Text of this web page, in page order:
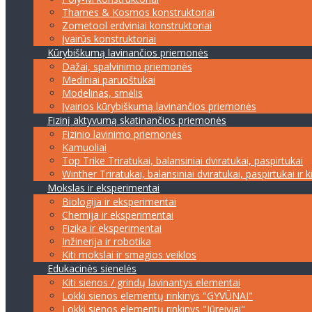
Thames & Kosmos konstruktoriai
Zometool erdviniai konstruktoriai
Įvairūs konstruktoriai
Kūrybiškumą lavinančios priemonės
Dažai, spalvinimo priemonės
Mediniai paruoštukai
Modelinas, smėlis
Įvairios kūrybiškumą lavinančios priemonės
Fizinį aktyvumą skatinančios priemonės
Fizinio lavinimo priemonės
Kamuoliai
Top Trike Triratukai, balansiniai dviratukai, paspirtukai
Winther Triratukai, balansiniai dviratukai, paspirtukai ir
Mokslas ir eksperimentai
Biologija ir eksperimentai
Chemija ir eksperimentai
Fizika ir eksperimentai
Inžinerija ir robotika
Kiti mokslai ir smagios veiklos
Edukacinės sienelės
Kiti sienos / grindų lavinantys elementai
Lokki sienos elementų rinkinys "GYVŪNAI"
Lokki sienos elementų rinkinys "Jūreiviai"